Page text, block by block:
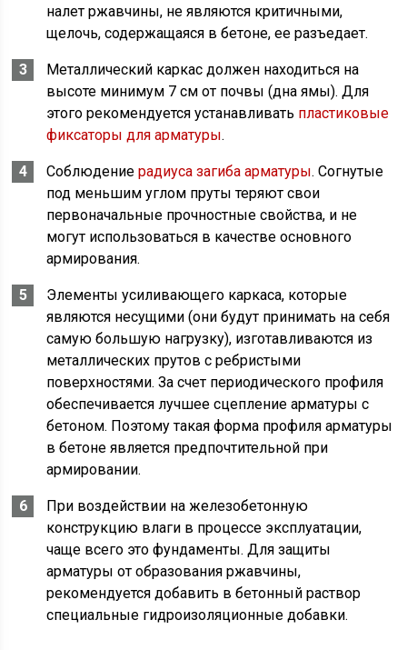
налет ржавчины, не являются критичными,
щелочь, содержащаяся в бетоне, ее разъедает.
Металлический каркас должен находиться на
высоте минимум 7 см от почвы (дна ямы). Для
этого рекомендуется устанавливать пластиковые
фиксаторы для арматуры.
Соблюдениерадиуса загиба арматуры. Согнутые
под меньшим углом пруты теряют свои
первоначальные прочностные свойства, и не
могут использоваться в качестве основного
армирования.
Элементы усиливающего каркаса, которые
являются несущими (они будут принимать на себя
самую большую нагрузку), изготавливаются из
металлических прутов с ребристыми
поверхностями. За счет периодического профиля
обеспечивается лучшее сцепление арматуры с
бетоном. Поэтому такая форма профиля арматуры
в бетоне является предпочтительной при
армировании.
При воздействии на железобетонную
конструкцию влаги в процессе эксплуатации,
чаще всего это фундаменты. Для защиты
арматуры от образования ржавчины,
рекомендуется добавить в бетонный раствор
специальные гидроизоляционные добавки.